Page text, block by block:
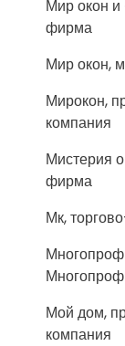
Мир окон и
фирма
Мир окон,
Мирокон,
компания
Мистерия
фирма
Мк,
Мой дом,
компания